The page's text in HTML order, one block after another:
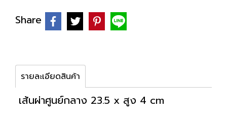
Share
รายละเอียดสินค้า
เส้นผ่าศูนย์กลาง 23.5 x สูง 4 cm